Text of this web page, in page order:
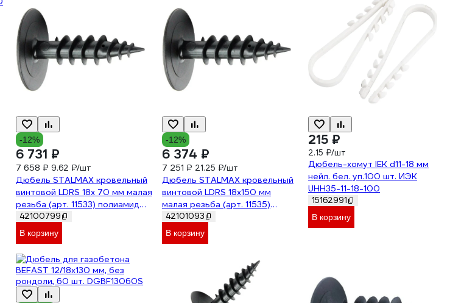
-12%
6 731 ₽
7 658 ₽ 9.62 ₽/шт
Дюбель STALMAX кровельный
винтовой LDRS 18х 70 мм малая
резьба (арт. 11533) полиамид
(уп. 700 шт) 11533-023
42100799
В корзину
-12%
6 374 ₽
7 251 ₽ 21.25 ₽/шт
Дюбель STALMAX кровельный
винтовой LDRS 18х150 мм
малая резьба (арт. 11535)
полиамид (уп. 300 шт) 11535-
023
42101093
В корзину
215 ₽
2.15 ₽/шт
Дюбель-хомут IEK d11-18 мм
нейл. бел. уп.100 шт. ИЭК
UHH35-11-18-100
15162991
В корзину